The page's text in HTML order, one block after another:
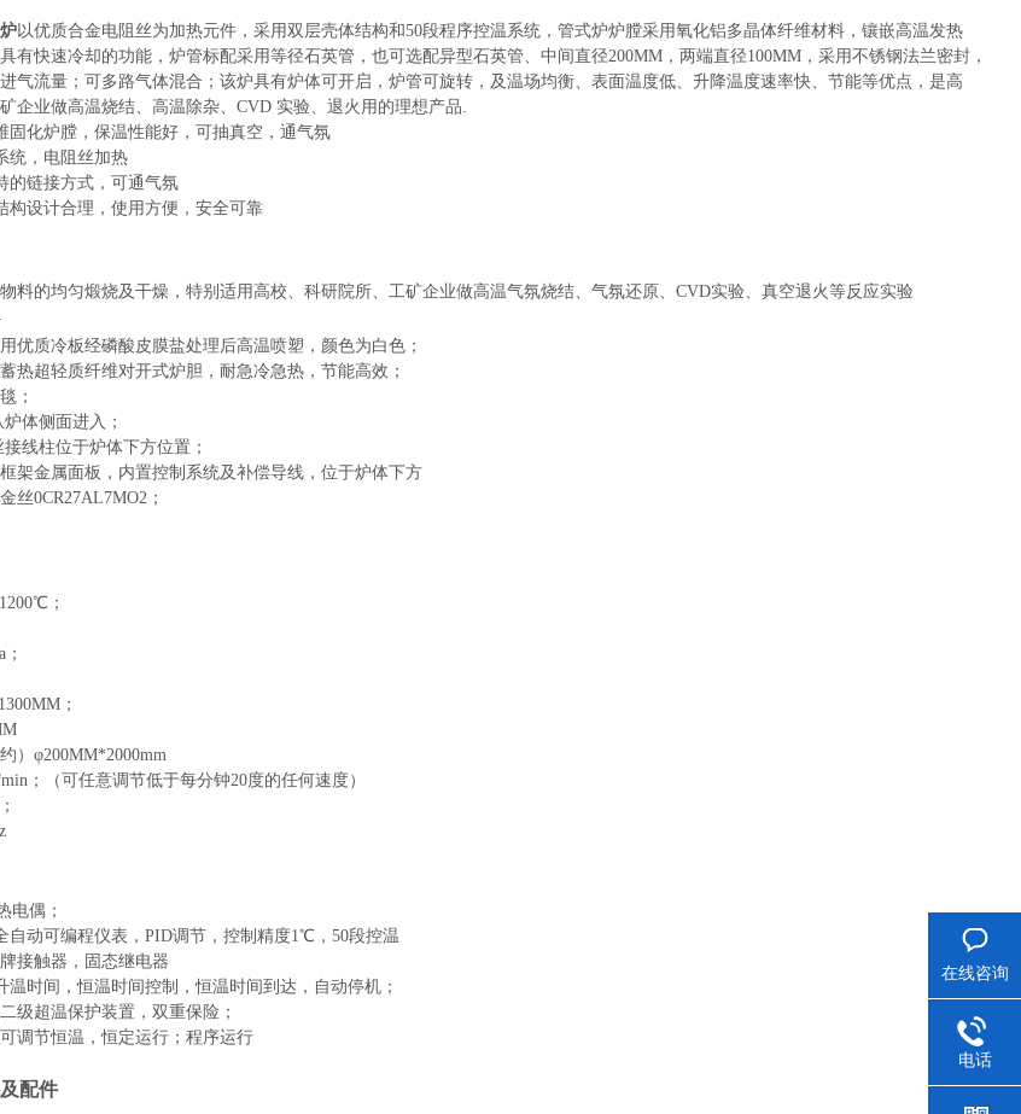
以优质合金电阻丝为加热元件，采用双层壳体结构和50段程序控温系统，管式炉炉膛采用氧化铝多晶体纤维材料，镶嵌高温发热
有快速冷却的功能，炉管标配采用等径石英管，也可选配异型石英管、中间直径200MM，两端直径100MM，采用不锈钢法兰密封，
气流量；可多路气体混合；该炉具有炉体可开启，炉管可旋转 ， 及温场均衡、表面温度低、升降温度速率快、节能等优点，是高
企业做高温烧结、高温除杂、CVD 实验、退火用的理想产品.
固化炉膛，保温性能好，可抽真空，通气氛
统，电阻丝加热
的链接方式，可通气氛
构设计合理，使用方便，安全可靠
料的均匀煅烧及干燥，特别适用高校、科研院所、工矿企业做高温气氛烧结、气氛还原、 CVD实验、真空退火等反应实验
优质冷板经磷酸皮膜盐处理后高温喷塑，颜色为白色 ；
热超轻质纤维对开式炉胆，耐急冷急热，节能高效；
；
炉体侧面进入；
线柱位于炉体下方位置；
架金属面板，内置控制系统及补偿导线，位于炉体下方
丝0CR27AL7MO2；
1200℃；
1300MM；
约） φ200MM*2000mm
；（可任意调节低于每分钟20度的任何速度）
电偶；
自动可编程仪表，PID调节，控制精度1℃ ， 50段控温
接触器，固态继电器
温时间，恒温时间控制，恒温时间到达，自动停机；
级超温保护装置，双重保险；
调节恒温，恒定运行；程序运行
配件
在线咨询
电话